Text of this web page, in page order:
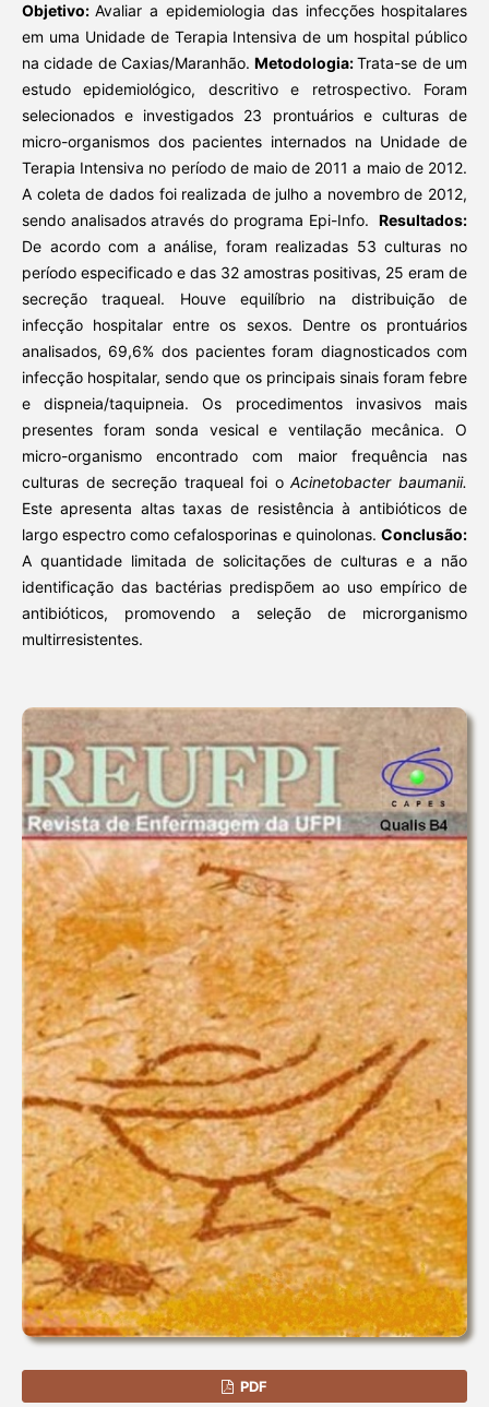
Objetivo:Avaliar a epidemiologia das infecções hospitalares
em uma Unidade de Terapia Intensiva de um hospital público
na cidade de Caxias/Maranhão.Metodologia:Trata-se de um
estudo epidemiológico, descritivo e retrospectivo. Foram
selecionados e investigados 23 prontuários e culturas de
micro-organismos dos pacientes internados na Unidade de
Terapia Intensiva no período de maio de 2011 a maio de 2012.
A coleta de dados foi realizada de julho a novembro de 2012,
sendo analisados através do programa Epi-Info.Resultados:
De acordo com a análise, foram realizadas 53 culturas no
período especificado e das 32 amostras positivas, 25 eram de
secreção traqueal. Houve equilíbrio na distribuição de
infecção hospitalar entre os sexos. Dentre os prontuários
analisados, 69,6% dos pacientes foram diagnosticados com
infecção hospitalar, sendo que os principais sinais foram febre
e dispneia/taquipneia. Os procedimentos invasivos mais
presentes foram sonda vesical e ventilação mecânica. O
micro-organismo encontrado com maior frequência nas
culturas de secreção traqueal foi oAcinetobacter baumanii.
Este apresenta altas taxas de resistência à antibióticos de
largo espectro como cefalosporinas e quinolonas.Conclusão:
A quantidade limitada de solicitações de culturas e a não
identificação das bactérias predispõem ao uso empírico de
antibióticos, promovendo a seleção de microrganismo
multirresistentes.
PDF